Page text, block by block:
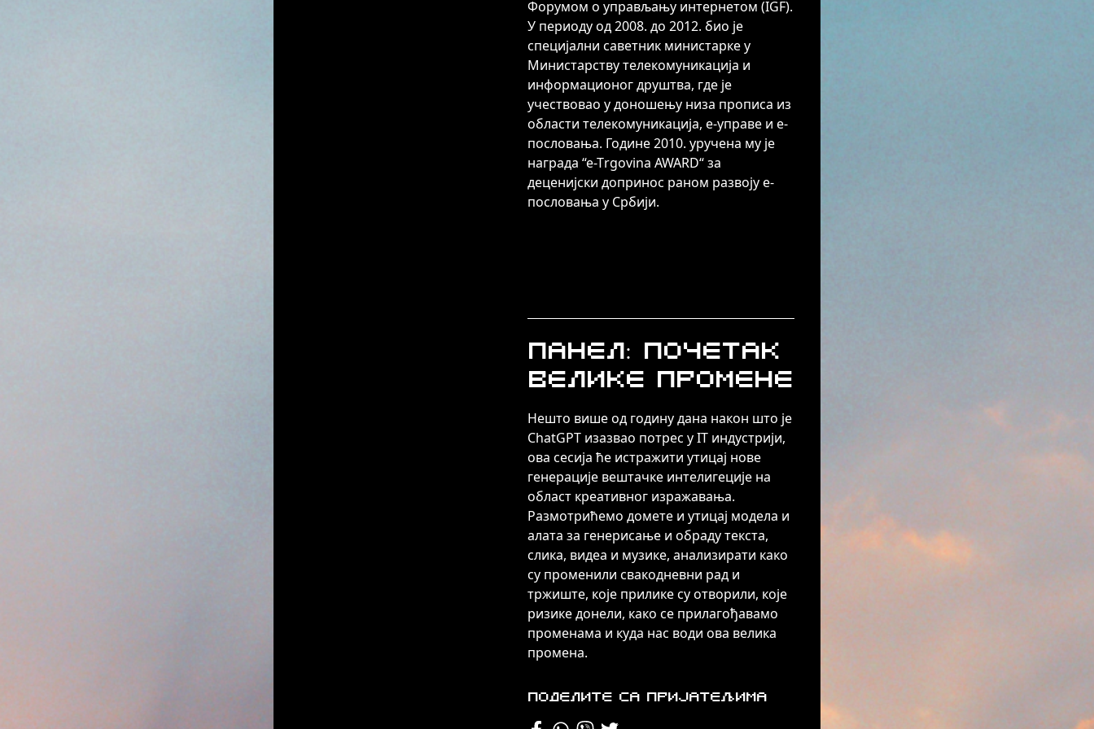
Форумом о управљању интернетом (IGF).
У периоду од 2008. до 2012. био је
специјални саветник министарке у
Министарству телекомуникација и
информационог друштва, где је
учествовао у доношењу низа прописа из
области телекомуникација, е-управе и е-
пословања. Године 2010. уручена му је
награда “е-Тrgovina AWARD“ за
деценијски допринос раном развоју е-
пословања у Србији.
Панел: Почетак
велике промене
Нешто више од годину дана након што је
ChatGPT изазвао потрес у IT индустрији,
ова сесија ће истражити утицај нове
генерације вештачке интелигеције на
област креативног изражавања.
Размотрићемо домете и утицај модела и
алата за генерисање и обраду текста,
слика, видеа и музике, анализирати како
су променили свакодневни рад и
тржиште, које прилике су отворили, које
ризике донели, како се прилагођавамо
променама и куда нас води ова велика
промена.
Поделите са пријатељима